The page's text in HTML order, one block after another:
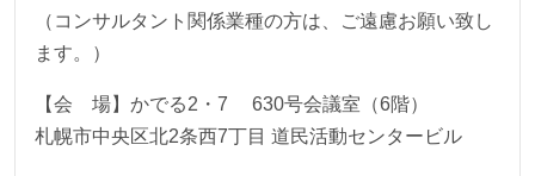
（コンサルタント関係業種の方は、ご遠慮お願い致し
ます。）
【会 場】かでる2・7 630号会議室（6階）
札幌市中央区北2条西7丁目 道民活動センタービル